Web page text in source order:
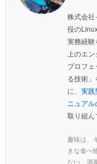
株式会
役の
実務経
上のエ
プロフ
る技術
に、実
ニュア
取り組ん
趣味は、
きな食べ
ない、酒